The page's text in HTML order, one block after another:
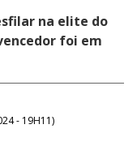
na elite do
foi em
- 19H11)